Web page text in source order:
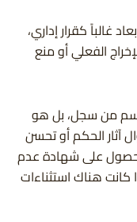
غالباً كقرار إداري،
الفعلي أو منع
من سجل، بل هو
آثار الحكم أو تحسن
على شهادة عدم
هناك استثناءات